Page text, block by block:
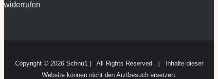
widerrufen
Copyright © 2026 Schnu1 | All Rights Reserved | Inhalte dieser
Website können nicht den Arztbesuch ersetzen.